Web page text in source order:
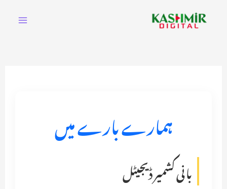
ہمارے بارے میں
بانی کشمیر ڈیجیٹل